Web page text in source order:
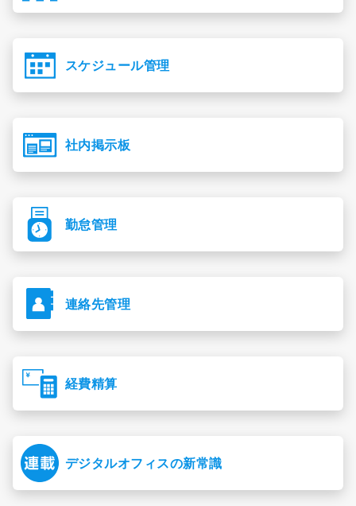
スケジュール管理
社内掲示板
勤怠管理
連絡先管理
経費精算
デジタルオフィスの新常識